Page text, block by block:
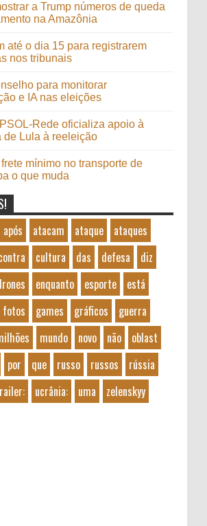
a Trump números de queda
na Amazônia
até o dia 15 para registrarem
nos tribunais
para monitorar
e IA nas eleições
Rede oficializa apoio à
de Lula à reeleição
mínimo no transporte de
o que muda
após atacam ataque
ataques
cultura das defesa
diz
enquanto esporte
está
fotos games gráficos
guerra
mundo novo não
oblast
por que russo russos
rússia
ucrânia: uma zelenskyy